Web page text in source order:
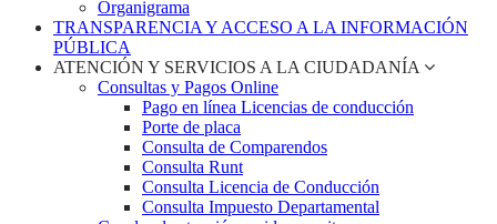
Organigrama
TRANSPARENCIA Y ACCESO A LA INFORMACIÓN
PÚBLICA
ATENCIÓN Y SERVICIOS A LA CIUDADANÍA
Consultas y Pagos Online
Pago en línea Licencias de conducción
Porte de placa
Consulta de Comparendos
Consulta Runt
Consulta Licencia de Conducción
Consulta Impuesto Departamental